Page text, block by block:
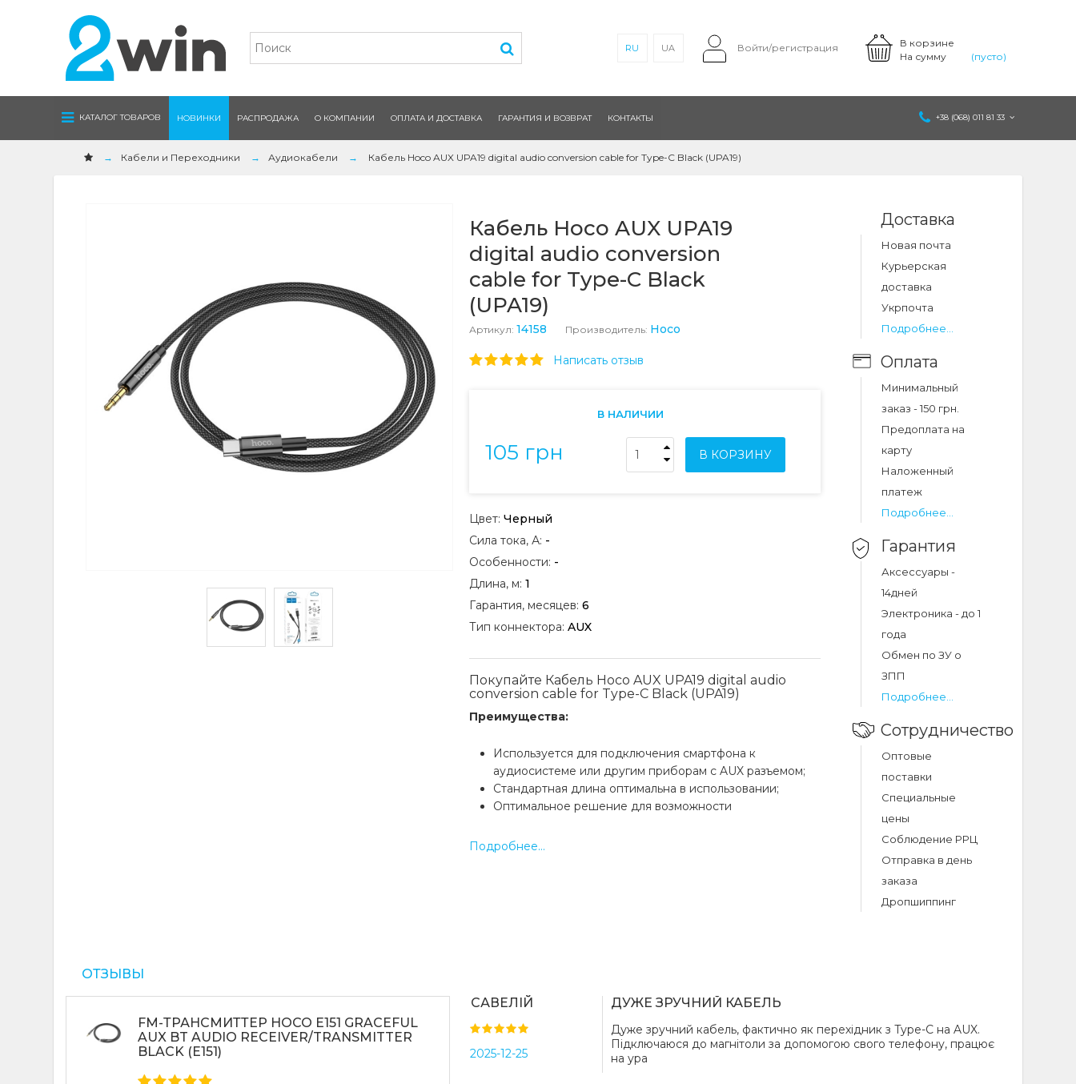
В корзине
На сумму
(пусто)
RU UA Войти/регистрация
КАТАЛОГ ТОВАРОВ НОВИНКИ РАСПРОДАЖА О КОМПАНИИ ОПЛАТА И ДОСТАВКА ГАРАНТИЯ И ВОЗВРАТ КОНТАКТЫ +38 (068) 011 81 33
Кабели и Переходники Аудиокабели Кабель Hoco AUX UPA19 digital audio conversion cable for Type-C Black (UPA19)
Кабель Hoco AUX UPA19
digital audio conversion
cable for Type-C Black
(UPA19)
Артикул: 14158 Производитель: Hoco
Написать отзыв
В НАЛИЧИИ
105 грн В КОРЗИНУ
Цвет: Черный
Сила тока, А: -
Особенности: -
Длина, м: 1
Гарантия, месяцев: 6
Тип коннектора: AUX
Покупайте Кабель Hoco AUX UPA19 digital audio
conversion cable for Type-C Black (UPA19)
Преимущества:
Используется для подключения смартфона к
аудиосистеме или другим приборам с AUX разъемом;
Стандартная длина оптимальна в использовании;
Оптимальное решение для возможности
Кабель не заламывается, очень эластичный;
Совместимость: Все устройства с разъемом 3.5 мм
Тип: Кабели синхронизации
Какая цена на кабель hoco aux upa19 digital audio
conversion cable for type-c black (upa19)?
Подробнее...
Доставка
Новая почта
Курьерская
доставка
Укрпочта
Подробнее...
Оплата
Минимальный
заказ - 150 грн.
Предоплата на
карту
Наложенный
платеж
Подробнее...
Гарантия
Аксессуары -
14дней
Электроника - до 1
года
Обмен по ЗУ о
ЗПП
Подробнее...
Сотрудничество
Оптовые
поставки
Специальные
цены
Соблюдение РРЦ
Отправка в день
заказа
Дропшиппинг
ОТЗЫВЫ
FM-ТРАНСМИТТЕР HOCO E151 GRACEFUL
AUX BT AUDIO RECEIVER/TRANSMITTER
BLACK (E151)
САВЕЛІЙ
2025-12-25
ДУЖЕ ЗРУЧНИЙ КАБЕЛЬ
Дуже зручний кабель, фактично як перехідник з Type-C на AUX.
Підключаюся до магнітоли за допомогою свого телефону, працює
на ура